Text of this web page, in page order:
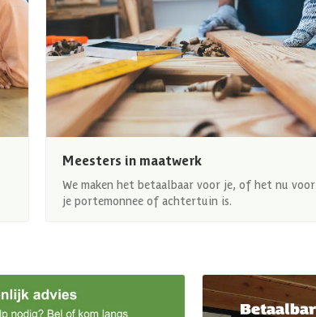
Meesters in maatwerk
We maken het betaalbaar voor je, of het nu voor
je portemonnee of achtertuin is.